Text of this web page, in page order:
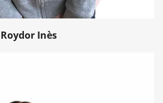
Roydor Inès